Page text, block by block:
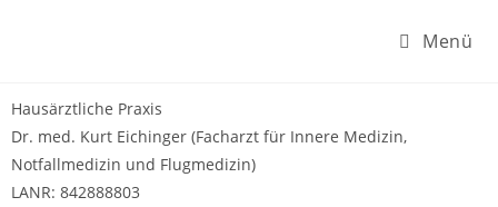
Menü
Hausärztliche Praxis
Dr. med. Kurt Eichinger (Facharzt für Innere Medizin,
Notfallmedizin und Flugmedizin)
LANR: 842888803